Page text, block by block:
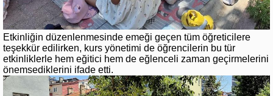
Etkinliğin düzenlenmesinde emeği geçen tüm öğreticilere
teşekkür edilirken, kurs yönetimi de öğrencilerin bu tür
etkinliklerle hem eğitici hem de eğlenceli zaman geçirmelerini
önemsediklerini ifade etti.